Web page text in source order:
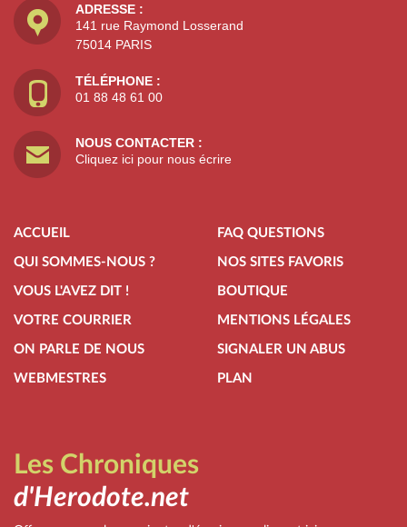
ADRESSE :
141 rue Raymond Losserand
75014 PARIS
TÉLÉPHONE :
01 88 48 61 00
NOUS CONTACTER :
Cliquez ici pour nous écrire
ACCUEIL
QUI SOMMES-NOUS ?
VOUS L'AVEZ DIT !
VOTRE COURRIER
ON PARLE DE NOUS
WEBMESTRES
FAQ QUESTIONS
NOS SITES FAVORIS
BOUTIQUE
MENTIONS LÉGALES
SIGNALER UN ABUS
PLAN
Les Chroniques
d'Herodote.net